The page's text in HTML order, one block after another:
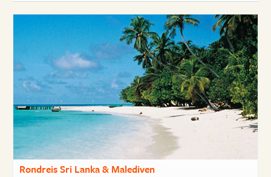
Rondreis Sri Lanka & Malediven